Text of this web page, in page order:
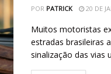
POR PATRICK 20 DE
Muitos motoristas
estradas brasileiras
sinalização das vias